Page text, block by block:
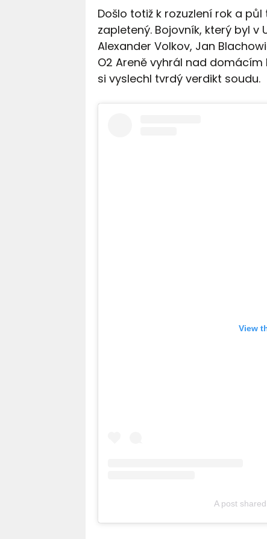
Došlo totiž k rozuzlení rok a
zapletený. Bojovník, který byl v
Alexander Volkov, Jan
O2 Areně vyhrál nad
si vyslechl tvrdý verdikt soudu.
View
A post